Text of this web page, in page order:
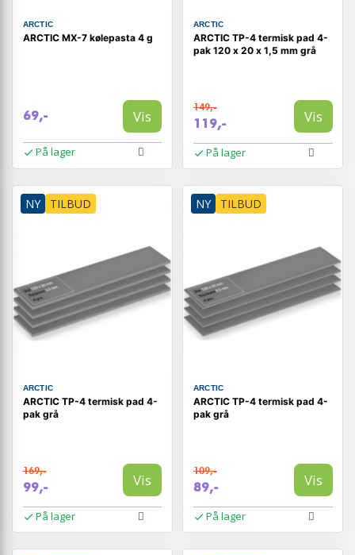
ARCTIC
ARCTIC MX-7 kølepasta 4 g
69,- Vis
På lager
ARCTIC
ARCTIC TP-4 termisk pad 4-
pak 120 x 20 x 1,5 mm grå
149,-
119,- Vis
På lager
NY TILBUD
ARCTIC
ARCTIC TP-4 termisk pad 4-
pak grå
169,-
99,- Vis
På lager
NY TILBUD
ARCTIC
ARCTIC TP-4 termisk pad 4-
pak grå
109,-
89,- Vis
På lager